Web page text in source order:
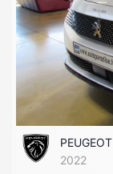
PEUGEOT
2022